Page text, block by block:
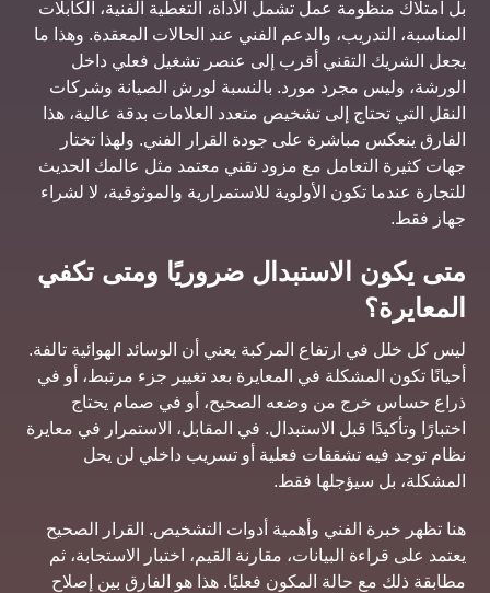
بل امتلاك منظومة عمل تشمل الأداة، التغطية الفنية، الكابلات
المناسبة، التدريب، والدعم الفني عند الحالات المعقدة. وهذا ما
يجعل الشريك التقني أقرب إلى عنصر تشغيل فعلي داخل
الورشة، وليس مجرد مورد. بالنسبة لورش الصيانة وشركات
النقل التي تحتاج إلى تشخيص متعدد العلامات بدقة عالية، هذا
الفارق ينعكس مباشرة على جودة القرار الفني. ولهذا تختار
جهات كثيرة التعامل مع مزود تقني معتمد مثل عالمك الحديث
للتجارة عندما تكون الأولوية للاستمرارية والموثوقية، لا لشراء
جهاز فقط.
متى يكون الاستبدال ضروريًا ومتى تكفي
المعايرة؟
ليس كل خلل في ارتفاع المركبة يعني أن الوسائد الهوائية تالفة.
أحيانًا تكون المشكلة في المعايرة بعد تغيير جزء مرتبط، أو في
ذراع حساس خرج من وضعه الصحيح، أو في صمام يحتاج
اختبارًا وتأكيدًا قبل الاستبدال. في المقابل، الاستمرار في معايرة
نظام توجد فيه تشققات فعلية أو تسريب داخلي لن يحل
المشكلة، بل سيؤجلها فقط.
هنا تظهر خبرة الفني وأهمية أدوات التشخيص. القرار الصحيح
يعتمد على قراءة البيانات، مقارنة القيم، اختبار الاستجابة، ثم
مطابقة ذلك مع حالة المكون فعليًا. هذا هو الفارق بين إصلاح